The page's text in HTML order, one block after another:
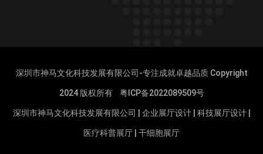
深圳市神马文化科技发展有限公司-专注成就卓越品质 Copyright
2024 版权所有 粤ICP备2022089509号
深圳市神马文化科技发展有限公司 企业展厅设计| 科技展厅设计|
医疗科普展厅 干细胞展厅